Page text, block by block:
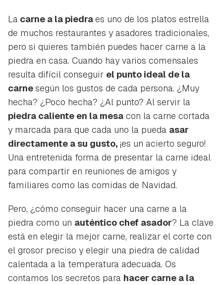
La carne a la piedraes uno de los platos estrella
de muchos restaurantes y asadores tradicionales,
pero si quieres también puedes hacer carne a la
piedra en casa. Cuando hay varios comensales
resulta difícil conseguir el punto ideal de la
carnesegún los gustos de cada persona. ¿Muy
hecha? ¿Poco hecha? ¿Al punto? Al servir la
piedra caliente en la mesa con la carne cortada
y marcada para que cada uno la pueda asar
directamente a su gusto, ¡es un acierto seguro!
Una entretenida forma de presentar la carne ideal
para compartir en reuniones de amigos y
familiares como las comidas de Navidad.
Pero, ¿cómo conseguir hacer una carne a la
piedra como un auténtico chef asador? La clave
está en elegir la mejor carne, realizar el corte con
el grosor preciso y elegir una piedra de calidad
calentada a la temperatura adecuada. Os
contamos los secretos para hacer carne a la